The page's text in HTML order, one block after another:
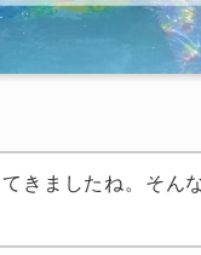
きましたね。そん